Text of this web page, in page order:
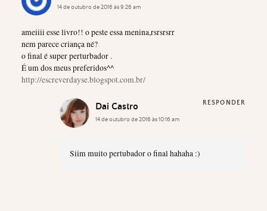
14 de outubro de 2016 às 9:26 am
ameiiii esse livro!! o peste essa menina,rsrsrsrr
nem parece criança né?
o final é super perturbador .
É um dos meus preferidos^^
http://escreverdayse.blogspot.com.br/
Dai Castro
14 de outubro de 2016 às 10:16 am
Siim muito pertubador o final hahaha :)
RESPONDER